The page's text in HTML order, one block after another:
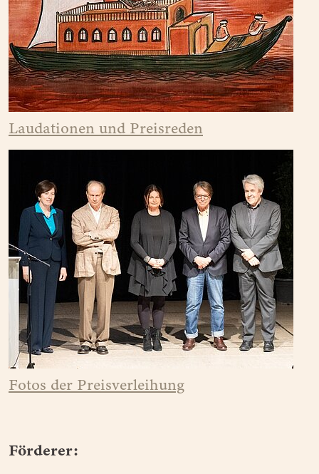
Laudationen und Preisreden
Fotos der Preisverleihung
Förderer: